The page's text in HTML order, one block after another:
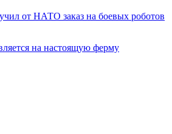
от НАТО заказ на боевых роботов
на настоящую ферму